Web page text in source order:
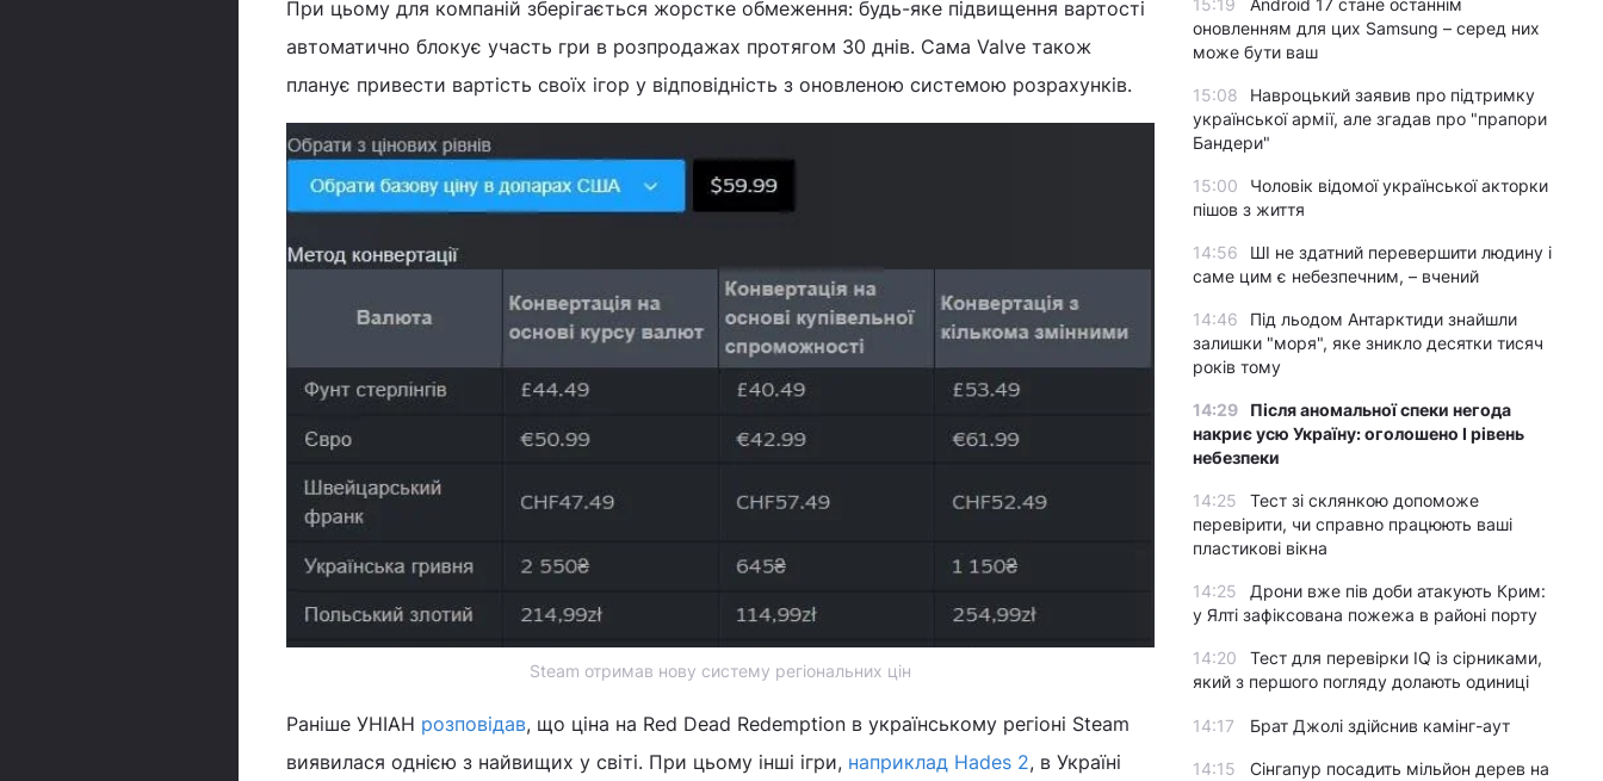
При цьому для компаній зберігається жорстке обмеження: будь-яке підвищення вартості
автоматично блокує участь гри в розпродажах протягом 30 днів. Сама Valve також
планує привести вартість своїх ігор у відповідність з оновленою системою розрахунків.
Steam отримав нову систему регіональних цін
Раніше УНІАН розповідав, що ціна на Red Dead Redemption в українському регіоні Steam
виявилася однією з найвищих у світі. При цьому інші ігри, наприклад Hades 2, в Україні
15:19
Android 17 стане останнім
оновленням для цих Samsung – серед них
може бути ваш
15:08
Навроцький заявив про підтримку
української армії, але згадав про "прапори
Бандери"
15:00
Чоловік відомої української акторки
пішов з життя
14:56
ШІ не здатний перевершити людину і
саме цим є небезпечним, – вчений
14:46
Під льодом Антарктиди знайшли
залишки "моря", яке зникло десятки тисяч
років тому
14:29
Після аномальної спеки негода
накриє усю Україну: оголошено І рівень
небезпеки
14:25
Тест зі склянкою допоможе
перевірити, чи справно працюють ваші
пластикові вікна
14:25
Дрони вже пів доби атакують Крим:
у Ялті зафіксована пожежа в районі порту
14:20
Тест для перевірки IQ із сірниками,
який з першого погляду долають одиниці
14:17 Брат Джолі здійснив камінг-аут
14:15
Сінгапур посадить мільйон дерев на